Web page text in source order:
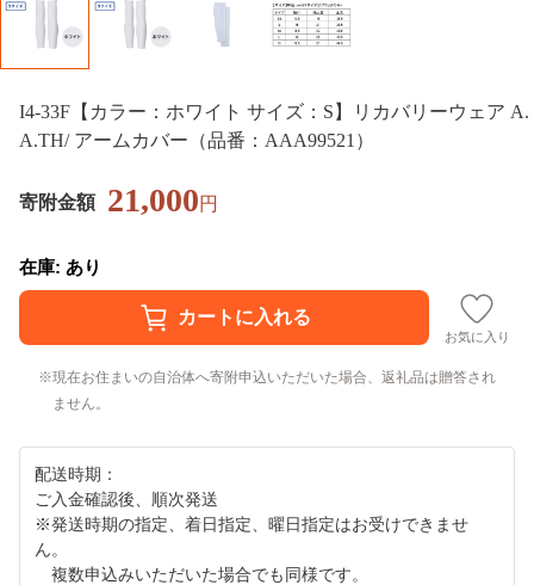
I4-33F【カラー：ホワイト サイズ：S】リカバリーウェア A.
A.TH/ アームカバー（品番：AAA99521）
寄附金額 21,000円
在庫: あり
お気に入り
現在お住まいの自治体へ寄附申込いただいた場合、返礼品は贈答され
ません。
配送時期：
ご入金確認後、順次発送
※発送時期の指定、着日指定、曜日指定はお受けできませ
ん。
複数申込みいただいた場合でも同様です。